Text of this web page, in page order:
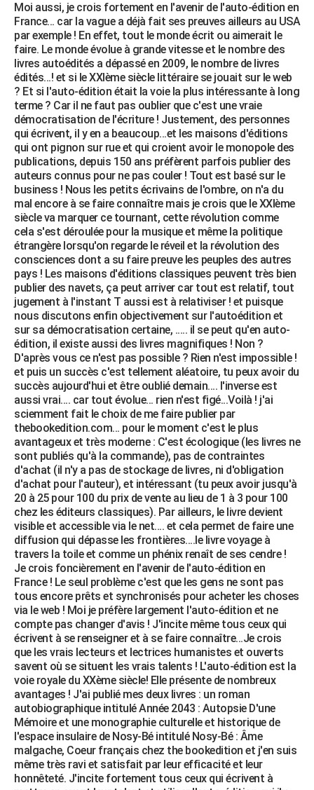
COPAINS D'AVANT
S'inscrire
Se connecter
Lycées
Collèges
Primaires
Universités
Entreprises
Service militaire
Avis de recherche
AVIS DE DÉCÈS
FORUM
Bricolage
Lifestyle
Culture
Sport
Auto
Television
Voyage
Cinema
Moi aussi, je crois fortement en l'avenir de l'auto-édition en
France... car la vague a déjà fait ses preuves ailleurs au USA
par exemple ! En effet, tout le monde écrit ou aimerait le
faire. Le monde évolue à grande vitesse et le nombre des
livres autoédités a dépassé en 2009, le nombre de livres
édités...! et si le XXIème siècle littéraire se jouait sur le web
? Et si l'auto-édition était la voie la plus intéressante à long
terme ? Car il ne faut pas oublier que c'est une vraie
démocratisation de l'écriture ! Justement, des personnes
qui écrivent, il y en a beaucoup...et les maisons d'éditions
qui ont pignon sur rue et qui croient avoir le monopole des
publications, depuis 150 ans préfèrent parfois publier des
auteurs connus pour ne pas couler ! Tout est basé sur le
business ! Nous les petits écrivains de l'ombre, on n'a du
mal encore à se faire connaître mais je crois que le XXIème
siècle va marquer ce tournant, cette révolution comme
cela s'est déroulée pour la musique et même la politique
étrangère lorsqu'on regarde le réveil et la révolution des
consciences dont a su faire preuve les peuples des autres
pays ! Les maisons d'éditions classiques peuvent très bien
publier des navets, ça peut arriver car tout est relatif, tout
jugement à l'instant T aussi est à relativiser ! et puisque
nous discutons enfin objectivement sur l'autoédition et
sur sa démocratisation certaine, ..... il se peut qu'en auto-
édition, il existe aussi des livres magnifiques ! Non ?
D'après vous ce n'est pas possible ? Rien n'est impossible !
et puis un succès c'est tellement aléatoire, tu peux avoir du
succès aujourd'hui et être oublié demain.... l'inverse est
aussi vrai.... car tout évolue... rien n'est figé...Voilà ! j'ai
sciemment fait le choix de me faire publier par
thebookedition.com... pour le moment c'est le plus
avantageux et très moderne : C'est écologique (les livres ne
sont publiés qu'à la commande), pas de contraintes
d'achat (il n'y a pas de stockage de livres, ni d'obligation
d'achat pour l'auteur), et intéressant (tu peux avoir jusqu'à
20 à 25 pour 100 du prix de vente au lieu de 1 à 3 pour 100
chez les éditeurs classiques). Par ailleurs, le livre devient
visible et accessible via le net.... et cela permet de faire une
diffusion qui dépasse les frontières....le livre voyage à
travers la toile et comme un phénix renaît de ses cendre !
Je crois foncièrement en l'avenir de l'auto-édition en
France ! Le seul problème c'est que les gens ne sont pas
tous encore prêts et synchronisés pour acheter les choses
via le web ! Moi je préfère largement l'auto-édition et ne
compte pas changer d'avis ! J'incite même tous ceux qui
écrivent à se renseigner et à se faire connaître...Je crois
que les vrais lecteurs et lectrices humanistes et ouverts
savent où se situent les vrais talents ! L'auto-édition est la
voie royale du XXème siècle! Elle présente de nombreux
avantages ! J'ai publié mes deux livres : un roman
autobiographique intitulé Année 2043 : Autopsie D'une
Mémoire et une monographie culturelle et historique de
l'espace insulaire de Nosy-Bé intitulé Nosy-Bé : Âme
malgache, Coeur français chez the bookedition et j'en suis
même très ravi et satisfait par leur efficacité et leur
honnêteté. J'incite fortement tous ceux qui écrivent à